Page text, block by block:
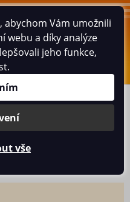
/ 0 Kč
O MNĚ
abychom Vám umožnili
webu a díky analýze
jeho funkce,
vše